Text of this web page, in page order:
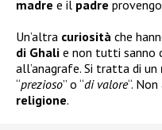
madre e il padre
Un’altra curiosità che
di Ghali e non tutti sanno
all’anagrafe. Si tratta di un
“prezioso” o “di valore“.
religione.